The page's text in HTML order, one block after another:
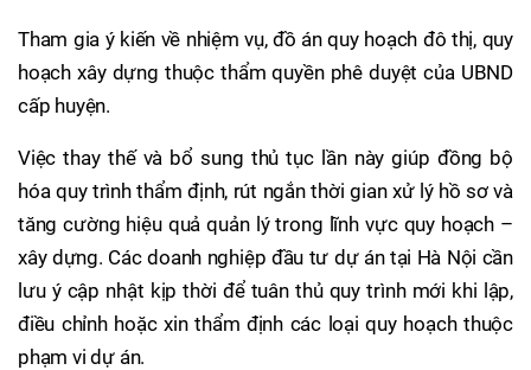
Tham gia ý kiến về nhiệm vụ, đồ án quy hoạch đô thị, quy
hoạch xây dựng thuộc thẩm quyền phê duyệt của UBND
cấp huyện.
Việc thay thế và bổ sung thủ tục lần này giúp đồng bộ
hóa quy trình thẩm định, rút ngắn thời gian xử lý hồ sơ và
tăng cường hiệu quả quản lý trong lĩnh vực quy hoạch –
xây dựng. Các doanh nghiệp đầu tư dự án tại Hà Nội cần
lưu ý cập nhật kịp thời để tuân thủ quy trình mới khi lập,
điều chỉnh hoặc xin thẩm định các loại quy hoạch thuộc
phạm vi dự án.